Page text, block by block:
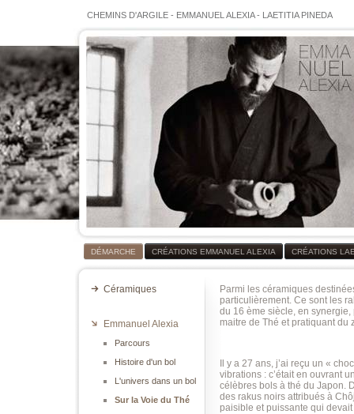
CHEMINS D'ARGILE - EMMANUEL ALEXIA- LAETITIA PINEDA
DÉMARCHE CRÉATIONS EMMANUEL ALEXIA CRÉATIONS
Céramiques
Emmanuel Alexia
Parcours
Histoire d'un bol
L'univers dans un bol
Sur la Voie du Thé
Parmi les céramiques
particulièrement. Ce sont les
du 16 ème siècle, en
maitre de Thé et pratiquant du
Il y a 27 ans, j’ai reçu un «
vibrations : c’était en ouvrant
célèbres bols à thé du Japon.
des rakus noirs attribués à
paisible et puissante qui